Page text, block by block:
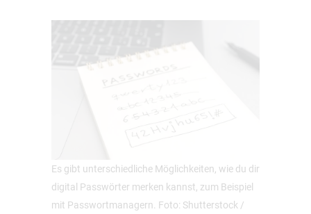
Es gibt unterschiedliche Möglichkeiten, wie du dir
digital Passwörter merken kannst, zum Beispiel
mit Passwortmanagern. Foto: Shutterstock /